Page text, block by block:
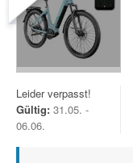
Leider verpasst!
Gültig: 31.05. -
06.06.